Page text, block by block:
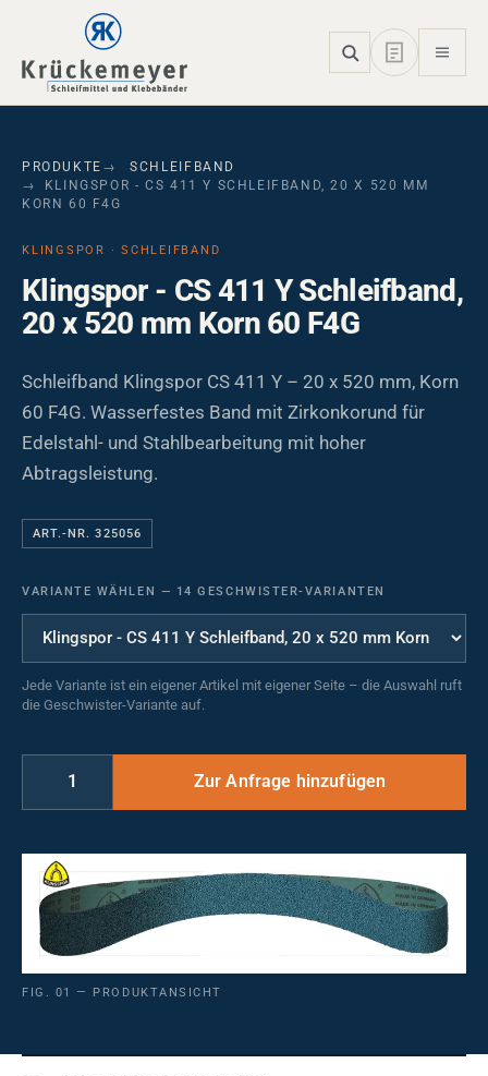
Skip to main navigation
Skip to main content
Skip to page footer
PRODUKTE
SCHLEIFBAND
KLINGSPOR - CS 411 Y SCHLEIFBAND, 20 X 520 MM
KORN 60 F4G
KLINGSPOR · SCHLEIFBAND
Klingspor - CS 411 Y Schleifband,
20 x 520 mm Korn 60 F4G
Schleifband Klingspor CS 411 Y – 20 x 520 mm, Korn
60 F4G. Wasserfestes Band mit Zirkonkorund für
Edelstahl- und Stahlbearbeitung mit hoher
Abtragsleistung.
ART.-NR. 325056
VARIANTE WÄHLEN — 14 GESCHWISTER-VARIANTEN
Jede Variante ist ein eigener Artikel mit eigener Seite – die Auswahl ruft
die Geschwister-Variante auf.
FIG. 01 — PRODUKTANSICHT